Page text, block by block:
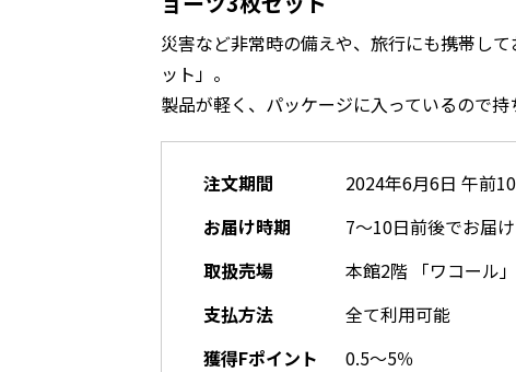
災害など非常時の備えや、旅行にも携帯し
ット」。
製品が軽く、パッケージに入っているので持
注文期間
2024年6月6日 午前
お届け時期
7～10日前後でお届け
取扱売場
本館2階 「ワコール」
支払方法
全て利用可能
獲得Fポイント
0.5～5％